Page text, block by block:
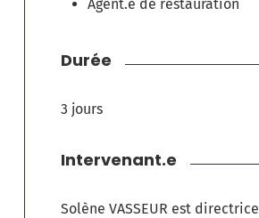
Agent.e de restauration
Durée
3 jours
Intervenant.e
Solène VASSEUR est directrice